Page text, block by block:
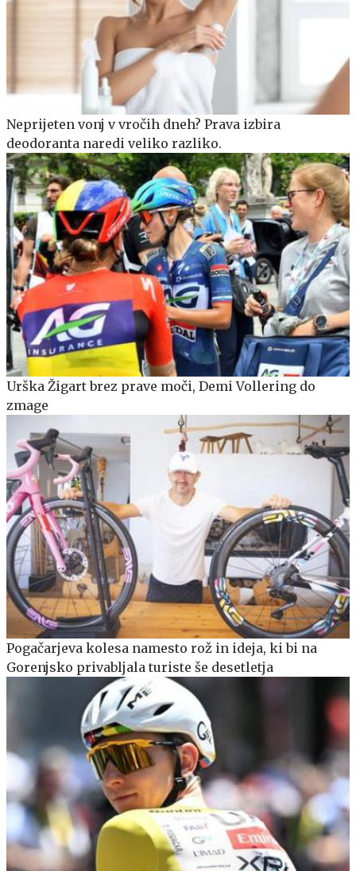
Neprijeten vonj v vročih dneh? Prava izbira
deodoranta naredi veliko razliko.
Urška Žigart brez prave moči, Demi Vollering do
zmage
Pogačarjeva kolesa namesto rož in ideja, ki bi na
Gorenjsko privabljala turiste še desetletja